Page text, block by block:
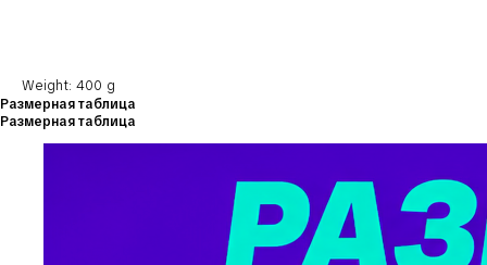
Weight: 400 g
Размерная таблица
Размерная таблица